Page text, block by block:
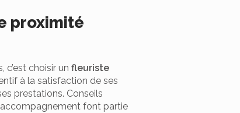
proximité
c’est choisir un fleuriste
à la satisfaction de ses
prestations. Conseils
font partie